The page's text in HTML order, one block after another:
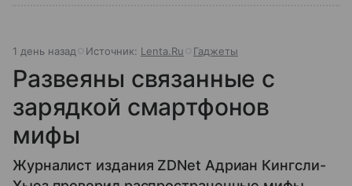
1 день назад Источник: Lenta.Ru Гаджеты
Развеяны связанные с
зарядкой смартфонов
мифы
Журналист издания ZDNet Адриан Кингсли-